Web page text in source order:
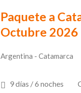
Paquete a
Octubre 2026
Argentina - Catamarca
9 días / 6 noches